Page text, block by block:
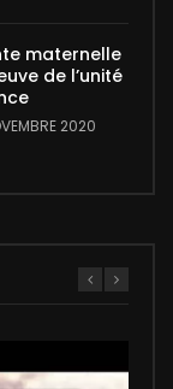
maternelle
de l’unité
2020